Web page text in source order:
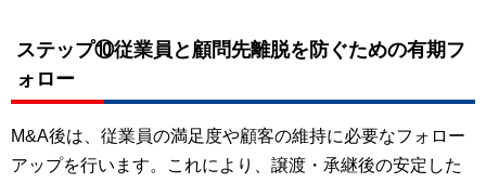
ステップ⑩従業員と顧問先離脱を防ぐための有期フ
ォロー
M&A後は、従業員の満足度や顧客の維持に必要なフォロー
アップを行います。これにより、譲渡・承継後の安定した